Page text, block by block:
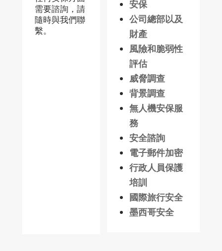
需要諮詢，請
隨時與我們聯
繫。
安保
公司總部以及
財產
風險和脆弱性
評估
威脅調查
背景調查
無人機安保服
務
安全諮詢
電子郵件加密
行政人員保護
培訓
國際旅行安全
墨西哥安全